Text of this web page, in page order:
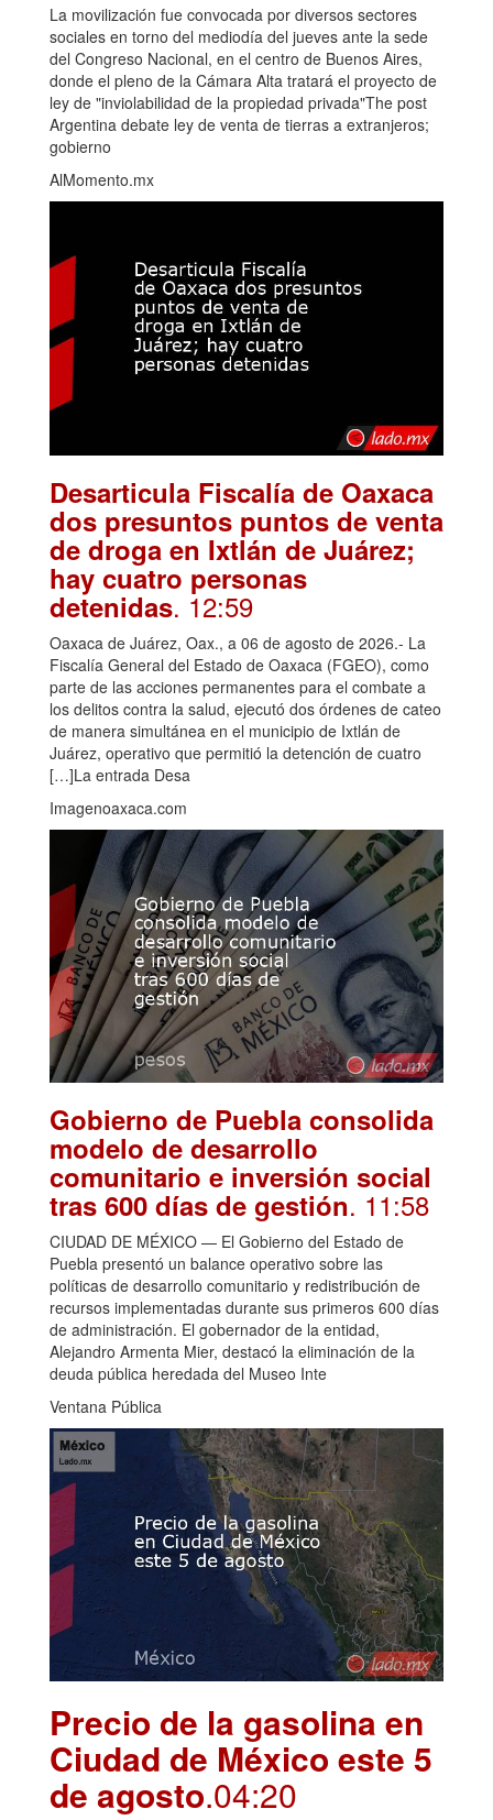
La movilización fue convocada por diversos sectores
sociales en torno del mediodía del jueves ante la sede
del Congreso Nacional, en el centro de Buenos Aires,
donde el pleno de la Cámara Alta tratará el proyecto de
ley de "inviolabilidad de la propiedad privada"The post
Argentina debate ley de venta de tierras a extranjeros;
gobierno
AlMomento.mx
Desarticula Fiscalía de Oaxaca
dos presuntos puntos de venta
de droga en Ixtlán de Juárez;
hay cuatro personas
detenidas. 12:59
Oaxaca de Juárez, Oax., a 06 de agosto de 2026.- La
Fiscalía General del Estado de Oaxaca (FGEO), como
parte de las acciones permanentes para el combate a
los delitos contra la salud, ejecutó dos órdenes de cateo
de manera simultánea en el municipio de Ixtlán de
Juárez, operativo que permitió la detención de cuatro
[…]La entrada Desa
Imagenoaxaca.com
Gobierno de Puebla consolida
modelo de desarrollo
comunitario e inversión social
tras 600 días de gestión. 11:58
CIUDAD DE MÉXICO — El Gobierno del Estado de
Puebla presentó un balance operativo sobre las
políticas de desarrollo comunitario y redistribución de
recursos implementadas durante sus primeros 600 días
de administración. El gobernador de la entidad,
Alejandro Armenta Mier, destacó la eliminación de la
deuda pública heredada del Museo Inte
Ventana Pública
Precio de la gasolina en
Ciudad de México este 5
de agosto.04:20